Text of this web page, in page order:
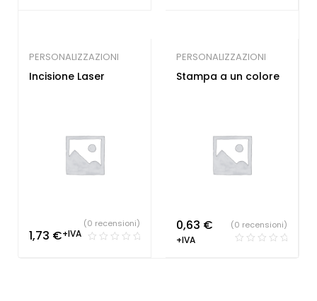
PERSONALIZZAZIONI
Incisione Laser
1,73 €+IVA
(0 recensioni)
PERSONALIZZAZIONI
Stampa a un colore
0,63 €
+IVA
(0 recensioni)